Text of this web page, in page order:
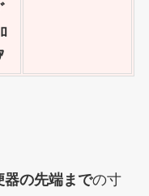
器の先端までの寸